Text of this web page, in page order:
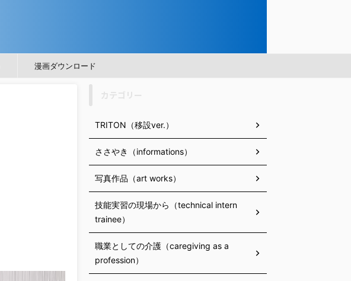
漫画ダウンロード
TRITON（移設ver.）
ささやき（informations）
写真作品（art works）
技能実習の現場から（technical intern
trainee）
職業としての介護（caregiving as a
profession）